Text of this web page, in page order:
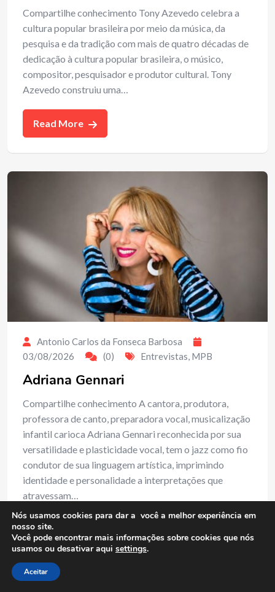
Compartilhe conhecimento Tony Azevedo celebra a
cultura popular brasileira por meio da música, da
pesquisa e da tradição com mais de quatro décadas de
dedicação à cultura popular brasileira, o músico,
compositor, pesquisador e produtor cultural. Tony
Azevedo construiu uma…
Read More
Antonio Carlos da Fonseca Barbosa
03/08/2026
(0) Entrevistas, MPB
Adriana Gennari
Compartilhe conhecimento A cantora, produtora,
professora de canto, preparadora vocal, musicalização
infantil carioca Adriana Gennari reconhecida por sua
versatilidade e plasticidade vocal, tem o jazz como fio
condutor de sua linguagem artística, imprimindo
identidade e personalidade a interpretações que
atravessam…
Read More
Nós usamos cookies para dar a você a melhor experiência em
nosso site.
Você pode encontrar mais informações sobre cookies que nós
usamos ou desativar aqui settings.
Aceitar